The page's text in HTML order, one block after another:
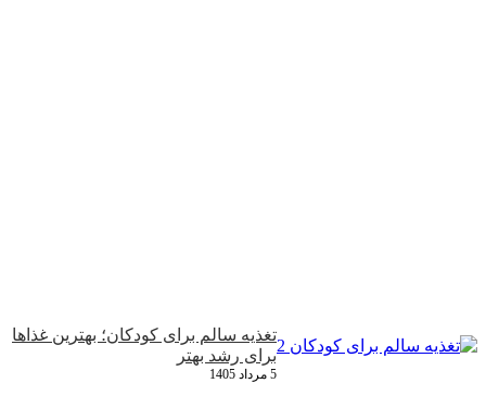
تغذیه سالم برای کودکان؛ بهترین غذاها
برای رشد بهتر
5 مرداد 1405